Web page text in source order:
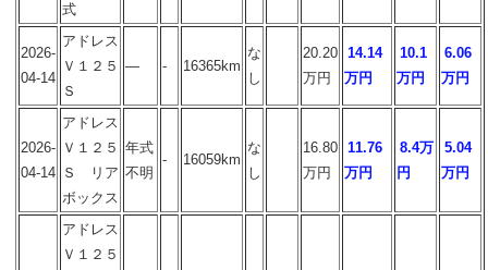
式
2026-
04-14
アドレス
Ｖ１２５
Ｓ
― - 16365km
な
し
20.20
万円
14.14
万円
10.1
万円
6.06
万円
2026-
04-14
アドレス
Ｖ１２５
Ｓ リア
ボックス
年式
不明
- 16059km
な
し
16.80
万円
11.76
万円
8.4万
円
5.04
万円
アドレス
Ｖ１２５